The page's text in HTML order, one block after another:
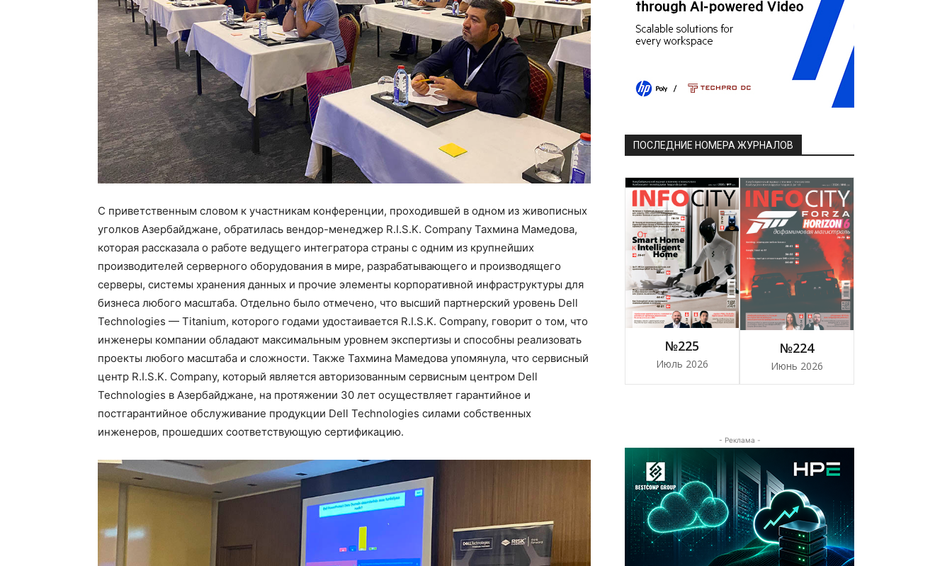
С приветственным словом к участникам конференции, проходившей в одном из живописных
уголков Азербайджане, обратилась вендор-менеджер R.I.S.K. Company Тахмина Мамедова,
которая рассказала о работе ведущего интегратора страны с одним из крупнейших
производителей серверного оборудования в мире, разрабатывающего и производящего
серверы, системы хранения данных и прочие элементы корпоративной инфраструктуры для
бизнеса любого масштаба. Отдельно было отмечено, что высший партнерский уровень Dell
Technologies — Titanium, которого годами удостаивается R.I.S.K. Company, говорит о том, что
инженеры компании обладают максимальным уровнем экспертизы и способны реализовать
проекты любого масштаба и сложности. Также Тахмина Мамедова упомянула, что сервисный
центр R.I.S.K. Company, который является авторизованным сервисным центром Dell
Technologies в Азербайджане, на протяжении 30 лет осуществляет гарантийное и
постгарантийное обслуживание продукции Dell Technologies силами собственных
инженеров, прошедших соответствующую сертификацию.
ПОСЛЕДНИЕ НОМЕРА ЖУРНАЛОВ
№225
Июль 2026
№224
Июнь 2026
- Реклама -